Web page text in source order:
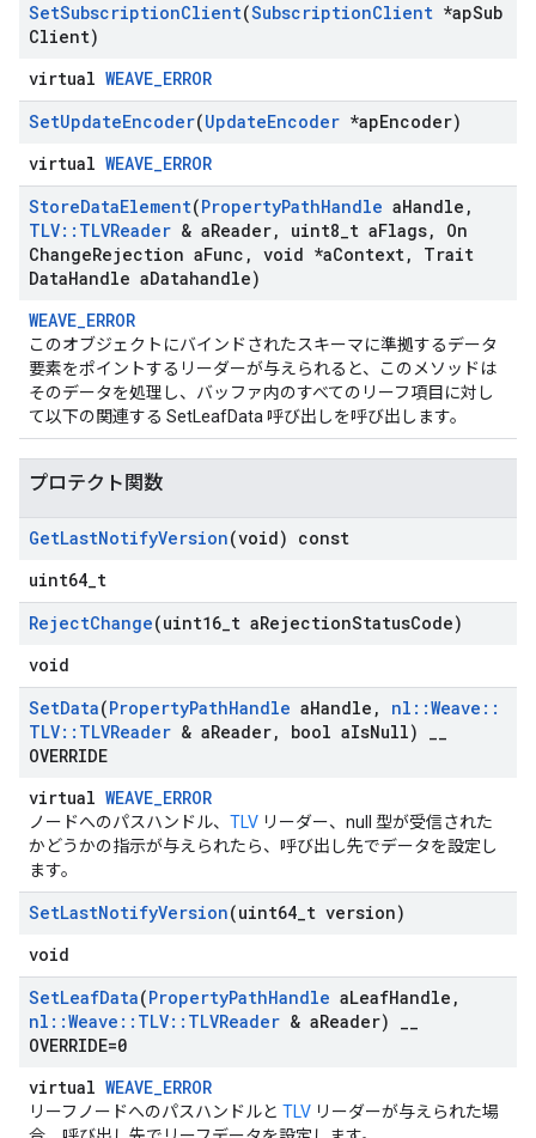
SetSubscriptionClient(SubscriptionClient *apSub
Client)
virtual WEAVE_ERROR
SetUpdateEncoder(UpdateEncoder *apEncoder)
virtual WEAVE_ERROR
StoreDataElement(PropertyPathHandle aHandle ,
TLV:: TLVReader & aReader, uint8 t aFlags,
On
ChangeRejection aFunc , void *aContext,
Trait
DataHandle aDatahandle)
WEAVE_ERROR
このオブジェクトにバインドされたスキーマに準拠するデータ
要素をポイントするリーダーが与えられると、このメソッドは
そのデータを処理し、バッファ内のすべてのリーフ項目に対し
て以下の関連する SetLeafData 呼び出しを呼び出します。
プロテクト関数
GetLastNotifyVersion(void) const
uint64_t
RejectChange(uint16 t aRejectionStatusCode)
void
SetData(PropertyPathHandle aHandle , nl ::Weave ::
TLV:: TLVReader & aReader, bool aIsNull)
OVERRIDE
virtual WEAVE_ERROR
ノードへのパスハンドル、 TLV リーダー、null 型が受信された
かどうかの指示が与えられたら、呼び出し先でデータを設定し
ます。
SetLastNotifyVersion(uint64 t version)
void
SetLeafData(PropertyPathHandle aLeafHandle ,
nl ::Weave :: TLV:: TLVReader & aReader)
OVERRIDE=0
virtual WEAVE_ERROR
リーフノードへのパスハンドルと TLV リーダーが与えられた場